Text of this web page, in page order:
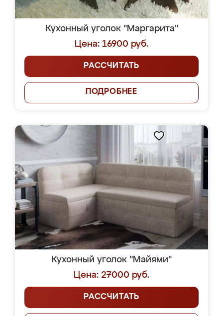
Кухонный уголок "Маргарита"
Цена: 16900 руб.
РАССЧИТАТЬ
ПОДРОБНЕЕ
Кухонный уголок "Майями"
Цена: 27000 руб.
РАССЧИТАТЬ